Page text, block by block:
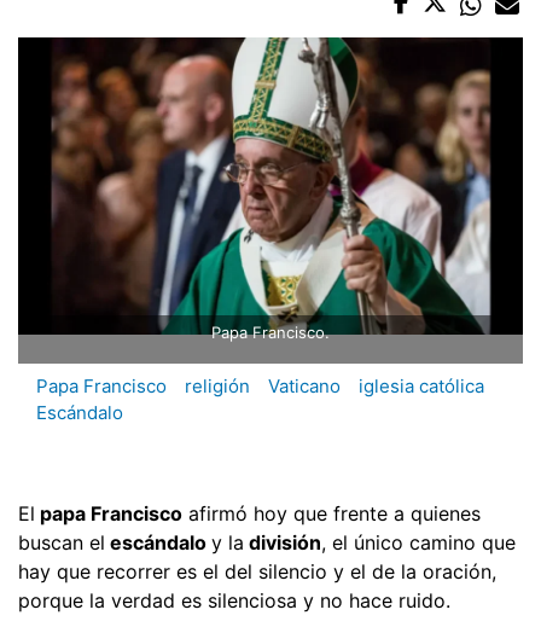
Papa Francisco.
Papa Francisco religión Vaticano
iglesia católica
Escándalo
El papa Francisco afirmó hoy que frente a quienes
buscan el escándalo y la división, el único camino que
hay que recorrer es el del silencio y el de la oración,
porque la verdad es silenciosa y no hace ruido.